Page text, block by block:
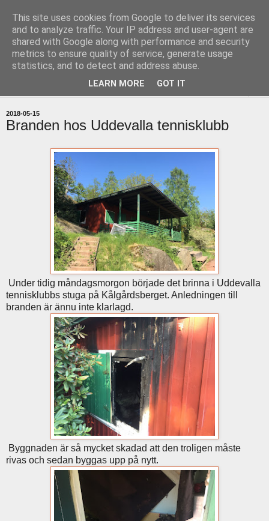
uddevallabloggen.se
med stort och smått från Uddevallas horisont
2018-05-15
Branden hos Uddevalla tennisklubb
Under tidig måndagsmorgon började det brinna i Uddevalla
tennisklubbs stuga på Kålgårdsberget. Anledningen till
branden är ännu inte klarlagd.
Byggnaden är så mycket skadad att den troligen måste
rivas och sedan byggas upp på nytt.
This site uses cookies from Google to deliver its services
and to analyze traffic. Your IP address and user-agent are
shared with Google along with performance and security
metrics to ensure quality of service, generate usage
statistics, and to detect and address abuse.
LEARN MORE GOT IT